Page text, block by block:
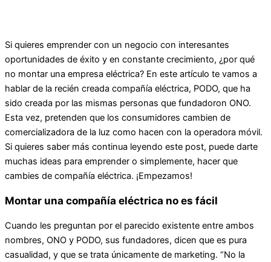
Si quieres emprender con un negocio con interesantes
oportunidades de éxito y en constante crecimiento, ¿por qué
no montar una empresa eléctrica? En este artículo te vamos a
hablar de la recién creada compañía eléctrica, PODO, que ha
sido creada por las mismas personas que fundadoron ONO.
Esta vez, pretenden que los consumidores cambien de
comercializadora de la luz como hacen con la operadora móvil.
Si quieres saber más continua leyendo este post, puede darte
muchas ideas para emprender o simplemente, hacer que
cambies de compañía eléctrica. ¡Empezamos!
Montar una compañía eléctrica no es fácil
Cuando les preguntan por el parecido existente entre ambos
nombres, ONO y PODO, sus fundadores, dicen que es pura
casualidad, y que se trata únicamente de marketing. “No la